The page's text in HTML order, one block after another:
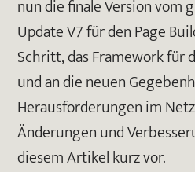
nun die finale Version vom
Update V7 für den Page
Schritt, das Framework für
und an die neuen
Herausforderungen im
Änderungen und
diesem Artikel kurz vor.